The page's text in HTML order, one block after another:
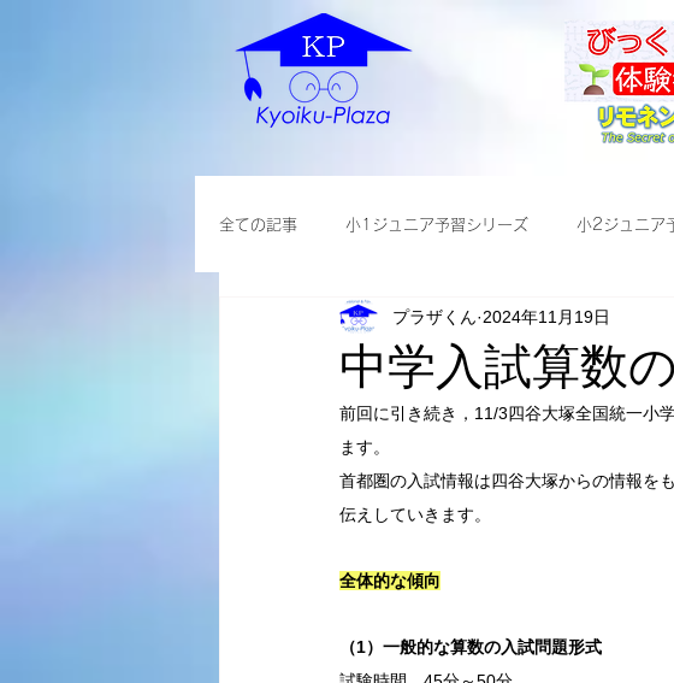
全ての記事 小1ジュニア予習シリーズ 小2ジュニア
各種説明会 小学英語 大学受験
中学入試算数
プラザくん 2024年11月19日
前回に引き続き，11/3四谷大塚全国統一小
ます。
首都圏の入試情報は四谷大塚からの情報を
伝えしていきます。
全体的な傾向
（1）一般的な算数の入試問題形式